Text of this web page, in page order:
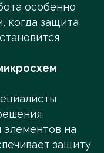
особенно
когда защита
на
защиту